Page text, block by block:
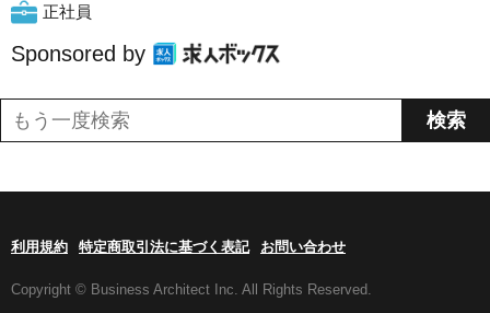
正社員
Sponsored by
利用規約 特定商取引法に基づく表記 お問い合わせ
Copyright © Business Architect Inc. All Rights Reserved.